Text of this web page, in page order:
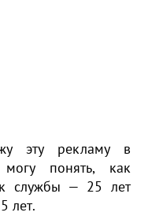
эту рекламу в
понять, как
службы — 25 лет
лет.